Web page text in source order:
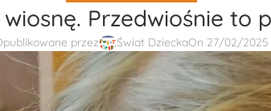
Przedwiośnie to
przez Świat DzieckaOn 27/02/2025